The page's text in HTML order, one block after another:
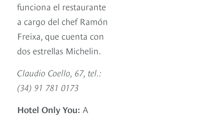
funciona el restaurante
a cargo del chef Ramón
Freixa, que cuenta con
dos estrellas Michelin.
Claudio Coello, 67, tel.:
(34) 91 781 0173
Hotel Only You: A